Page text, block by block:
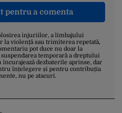
pentru a comenta
injuriilor, a limbajului
la violență sau trimiterea repetată,
pot duce nu doar la
temporară a dreptului
încurajează dezbaterile aprinse, dar
înțelegere și pentru contribuția
nu pe atacuri.